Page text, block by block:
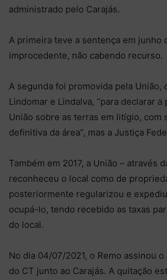
administrado pelo Carajás.
A primeira teve a sentença em junho
improcedente, não cabendo recurso.
A segunda foi promovida pela União,
Lindomar e Lindalva, “para declarar
União sobre as terras em litígio, com
definitiva da área”, mas a Justiça
Também em 2017, a União – através
reconheceu o local como de
posteriormente regularizou e
ocupá-lo, tendo recebido as taxas
do local.
No dia 04/07/2021, o Remo assinou
do CT junto ao Carajás. A quitação